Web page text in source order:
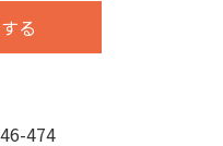
る
474